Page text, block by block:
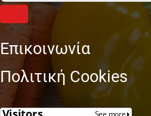
Επικοινωνία
Πολιτική Cookies